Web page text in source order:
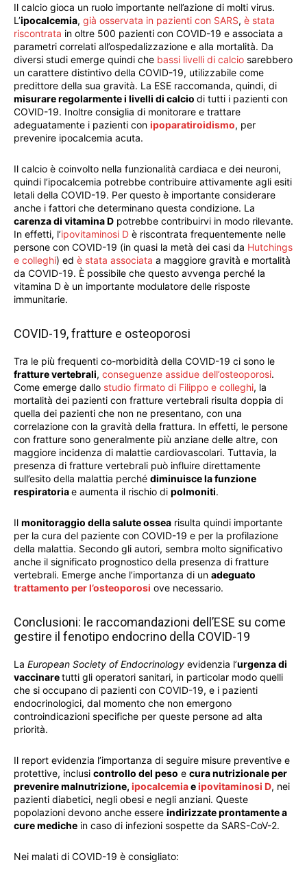
Il calcio gioca un ruolo importante nell’azione di molti virus.
L’ipocalcemia, già osservata in pazienti con SARS, è stata
riscontrata in oltre 500 pazienti con COVID-19 e associata a
parametri correlati all’ospedalizzazione e alla mortalità. Da
diversi studi emerge quindi che bassi livelli di calcio sarebbero
un carattere distintivo della COVID-19, utilizzabile come
predittore della sua gravità. La ESE raccomanda, quindi, di
misurare regolarmente i livelli di calcio di tutti i pazienti con
COVID-19. Inoltre consiglia di monitorare e trattare
adeguatamente i pazienti con ipoparatiroidismo, per
prevenire ipocalcemia acuta.
Il calcio è coinvolto nella funzionalità cardiaca e dei neuroni,
quindi l’ipocalcemia potrebbe contribuire attivamente agli esiti
letali della COVID-19. Per questo è importante considerare
anche i fattori che determinano questa condizione. La
carenza di vitamina D potrebbe contribuirvi in modo rilevante.
In effetti, l’ipovitaminosi D è riscontrata frequentemente nelle
persone con COVID-19 (in quasi la metà dei casi da Hutchings
e colleghi) ed è stata associata a maggiore gravità e mortalità
da COVID-19. È possibile che questo avvenga perché la
vitamina D è un importante modulatore delle risposte
immunitarie.
COVID-19, fratture e osteoporosi
Tra le più frequenti co-morbidità della COVID-19 ci sono le
fratture vertebrali, conseguenze assidue dell’osteoporosi.
Come emerge dallo studio firmato di Filippo e colleghi, la
mortalità dei pazienti con fratture vertebrali risulta doppia di
quella dei pazienti che non ne presentano, con una
correlazione con la gravità della frattura. In effetti, le persone
con fratture sono generalmente più anziane delle altre, con
maggiore incidenza di malattie cardiovascolari. Tuttavia, la
presenza di fratture vertebrali può influire direttamente
sull’esito della malattia perché diminuisce la funzione
respiratoriae aumenta il rischio di polmoniti.
Il monitoraggio della salute ossea risulta quindi importante
per la cura del paziente con COVID-19 e per la profilazione
della malattia. Secondo gli autori, sembra molto significativo
anche il significato prognostico della presenza di fratture
vertebrali. Emerge anche l’importanza di un adeguato
trattamento per l’osteoporosi ove necessario.
Conclusioni: le raccomandazioni dell’ESE su come
gestire il fenotipo endocrino della COVID-19
La European Society of Endocrinology evidenzia l’urgenza di
vaccinaretutti gli operatori sanitari, in particolar modo quelli
che si occupano di pazienti con COVID-19, e i pazienti
endocrinologici, dal momento che non emergono
controindicazioni specifiche per queste persone ad alta
priorità.
Il report evidenzia l’importanza di seguire misure preventive e
protettive, inclusi controllo del peso e cura nutrizionale per
prevenire malnutrizione, ipocalcemiaeipovitaminosi D, nei
pazienti diabetici, negli obesi e negli anziani. Queste
popolazioni devono anche essere indirizzate prontamente a
cure mediche in caso di infezioni sospette da SARS-CoV-2.
Nei malati di COVID-19 è consigliato: